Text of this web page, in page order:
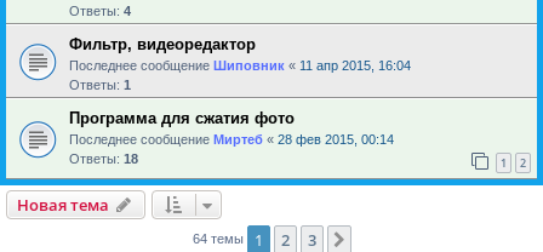
Ответы: 4
Фильтр, видеоредактор
Последнее сообщение Шиповник « 11 апр 2015, 16:04
Ответы: 1
Программа для сжатия фото
Последнее сообщение Миртеб « 28 фев 2015, 00:14
Ответы: 18 1 2
Новая тема
64 темы 1 2 3